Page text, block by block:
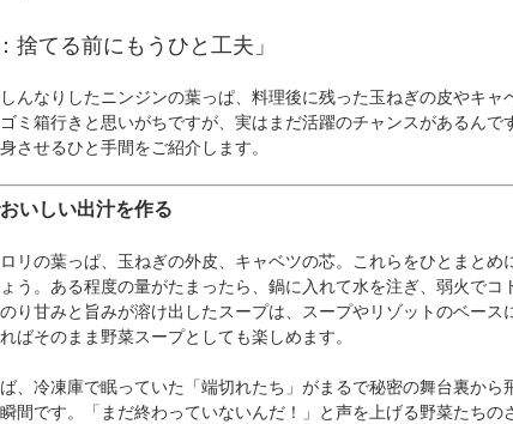
捨てる前にもうひと工夫」
んなりしたニンジンの葉っぱ、料理後に残った玉ねぎの皮やキャ
ミ箱行きと思いがちですが、実はまだ活躍のチャンスがあるんで
させるひと手間をご紹介します。
いしい出汁を作る
リの葉っぱ、玉ねぎの外皮、キャベツの芯。これらをひとまとめ
う。ある程度の量がたまったら、鍋に入れて水を注ぎ、弱火でコ
り甘みと旨みが溶け出したスープは、スープやリゾットのベース
ばそのまま野菜スープとしても楽しめます。
、冷凍庫で眠っていた「端切れたち」がまるで秘密の舞台裏から
間です。「まだ終わっていないんだ！」と声を上げる野菜たちの